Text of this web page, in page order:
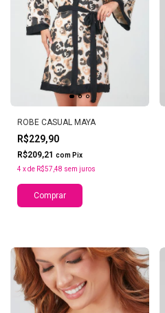
ROBE CASUAL MAYA
R$229,90
R$209,21 com Pix
4 xde R$57,48 sem juros
Comprar